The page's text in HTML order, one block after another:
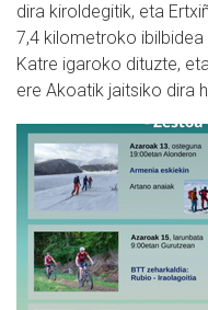
dira kiroldegitik, eta
7,4 kilometroko
Katre igaroko dituzte,
ere Akoatik jaitsiko dira